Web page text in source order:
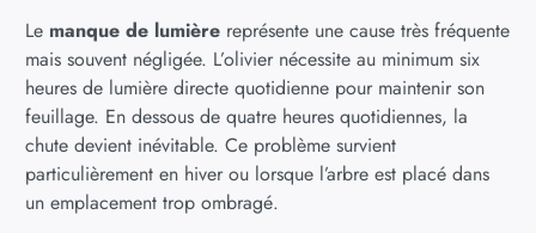
Le manque de lumière représente une cause très fréquente
mais souvent négligée. L’olivier nécessite au minimum six
heures de lumière directe quotidienne pour maintenir son
feuillage. En dessous de quatre heures quotidiennes, la
chute devient inévitable. Ce problème survient
particulièrement en hiver ou lorsque l’arbre est placé dans
un emplacement trop ombragé.